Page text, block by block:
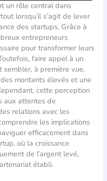
un rôle central dans
lorsqu’il s’agit de lever
des startups. Grâce à
entrepreneurs
pour transformer leurs
faire appel à un
à première vue,
montants élevés et une
cette perception
aux attentes de
relations avec les
les implications
efficacement dans
où la croissance
de l’argent levé,
établi.